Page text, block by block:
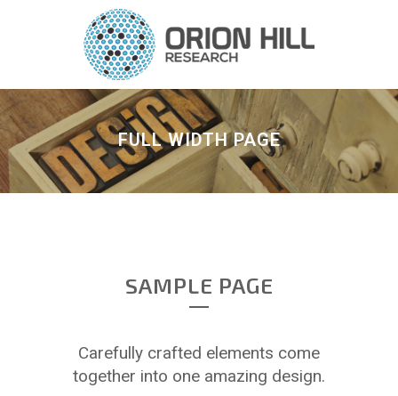
FULL WIDTH PAGE
SAMPLE PAGE
Carefully crafted elements come
together into one amazing design.